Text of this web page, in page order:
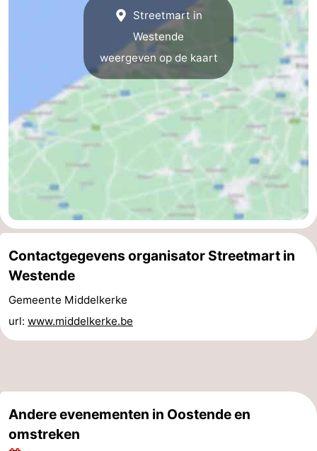
Natuur
-
Knokke-
Zeebrugge
Blankenberge
-
De
-
Middelkerke
-
Oostduinkerke
-
Streetmart in
Westende
weergeven op de kaart
Contactgegevens organisator Streetmart in
Westende
Gemeente Middelkerke
url: www.middelkerke.be
Andere evenementen in Oostende en
omstreken